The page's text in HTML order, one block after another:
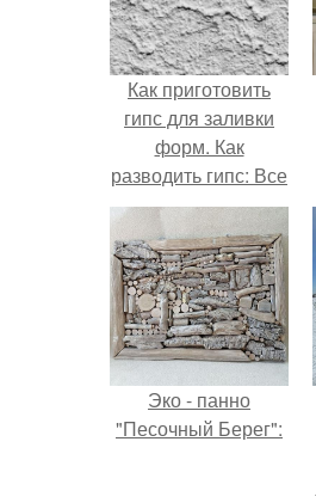
Как приготовить
гипс для заливки
форм. Как
разводить гипс: Все
о приготовлении
идеального
раствора
Эко - панно
"Песочный Берег":